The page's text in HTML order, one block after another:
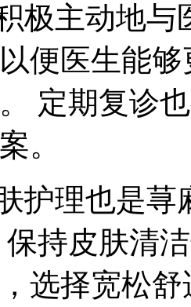
极主动地
便医生能
定期复诊
。
护理也是
持皮肤清
选择宽松